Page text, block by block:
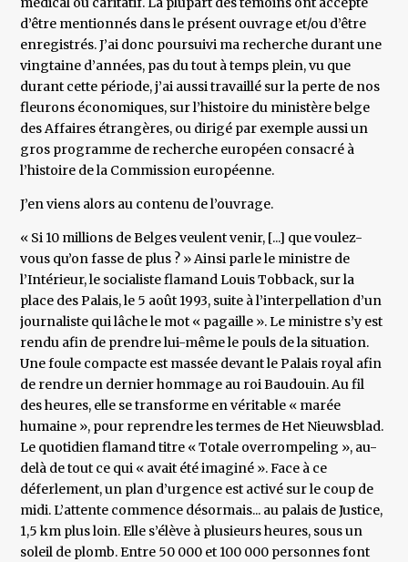
d’être mentionnés dans le présent ouvrage et/ou d’être
enregistrés. J’ai donc poursuivi ma recherche durant une
vingtaine d’années, pas du tout à temps plein, vu que
durant cette période, j’ai aussi travaillé sur la perte de nos
fleurons économiques, sur l’histoire du ministère belge
des Affaires étrangères, ou dirigé par exemple aussi un
gros programme de recherche européen consacré à
l’histoire de la Commission européenne.
J’en viens alors au contenu de l’ouvrage.
« Si 10 millions de Belges veulent venir, [...] que voulez-
vous qu’on fasse de plus ? » Ainsi parle le ministre de
l’Intérieur, le socialiste flamand Louis Tobback, sur la
place des Palais, le 5 août 1993, suite à l’interpellation d’un
journaliste qui lâche le mot « pagaille ». Le ministre s’y est
rendu afin de prendre lui-même le pouls de la situation.
Une foule compacte est massée devant le Palais royal afin
de rendre un dernier hommage au roi Baudouin. Au fil
des heures, elle se transforme en véritable « marée
humaine », pour reprendre les termes de Het Nieuwsblad.
Le quotidien flamand titre « Totale overrompeling », au-
delà de tout ce qui « avait été imaginé ». Face à ce
déferlement, un plan d’urgence est activé sur le coup de
midi. L’attente commence désormais... au palais de Justice,
1,5 km plus loin. Elle s’élève à plusieurs heures, sous un
soleil de plomb. Entre 50 000 et 100 000 personnes font